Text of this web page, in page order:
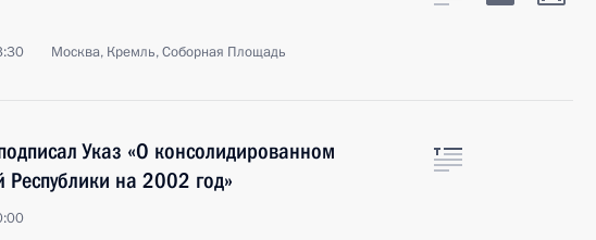
Москва, Кремль, Соборная Площадь
Указ «О консолидированном
Республики на 2002 год»